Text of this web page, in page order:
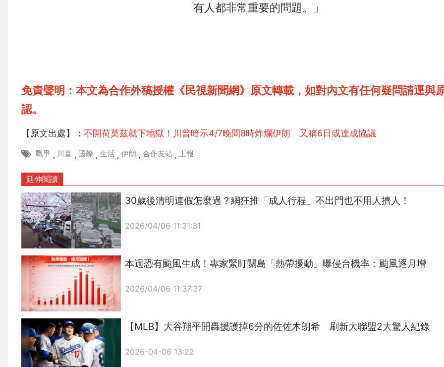
有人都非常重要的問題。」
免責聲明：本文為合作外稿授權《民視新聞網》原文轉載，如對內文有任何疑問請逕與
認。
【原文出處】：不開荷莫茲就下地獄！川普暗示4/7晚間8時炸爛伊朗 又稱6日或達成協議
戰爭 , 川普 , 國際 , 生活 , 伊朗 , 合作友站 , 上報
延伸閱讀
{PLAYICON}
30歲後清明連假怎麼過？網狂推「成人行程」不出門也不用人擠人！
2026/04/06 11:31:31
{PLAYICON}
本週恐有颱風生成！專家緊盯關島「熱帶擾動」曝侵台機率：颱風逐月增
2026/04/06 11:37:37
【MLB】大谷翔平開轟援護掉6分的佐佐木朗希 刷新大聯盟2大驚人紀錄
2026-04-06 13:22